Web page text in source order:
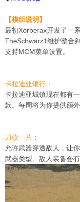
【模组说明】
最初Xorberax开发了一
TheSchwarz1维护整合
支持MCM菜单设置。
卡拉迪亚银行：
卡拉迪亚城镇现在都有
款。每周将为你提供额外
刀砍一片：
允许武器穿透敌人，让
武器类型、敌人装备会有